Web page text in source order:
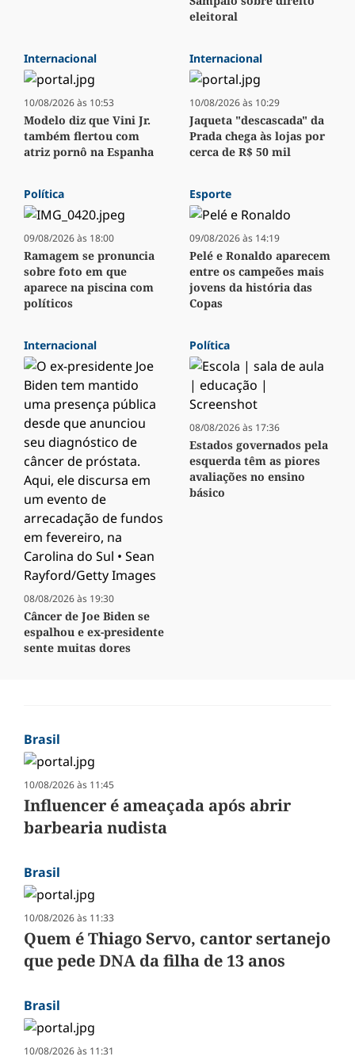
eleitoral
Internacional
10/08/2026 às 10:53
Modelo diz que Vini Jr.
também flertou com
atriz pornô na Espanha
Internacional
10/08/2026 às 10:29
Jaqueta "descascada" da
Prada chega às lojas por
cerca de R$ 50 mil
Política
09/08/2026 às 18:00
Ramagem se pronuncia
sobre foto em que
aparece na piscina com
políticos
Esporte
09/08/2026 às 14:19
Pelé e Ronaldo aparecem
entre os campeões mais
jovens da história das
Copas
Internacional
08/08/2026 às 19:30
Câncer de Joe Biden se
espalhou e ex-presidente
sente muitas dores
Política
08/08/2026 às 17:36
Estados governados pela
esquerda têm as piores
avaliações no ensino
básico
Brasil
10/08/2026 às 11:45
Influencer é ameaçada após abrir
barbearia nudista
Brasil
10/08/2026 às 11:33
Quem é Thiago Servo, cantor sertanejo
que pede DNA da filha de 13 anos
Brasil
10/08/2026 às 11:31